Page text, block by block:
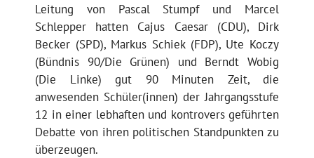
Leitung von Pascal Stumpf und Marcel
Schlepper hatten Cajus Caesar (CDU), Dirk
Becker (SPD), Markus Schiek (FDP), Ute Koczy
(Bündnis 90/Die Grünen) und Berndt Wobig
(Die Linke) gut 90 Minuten Zeit, die
anwesenden Schüler(innen) der Jahrgangsstufe
12 in einer lebhaften und kontrovers geführten
Debatte von ihren politischen Standpunkten zu
überzeugen.